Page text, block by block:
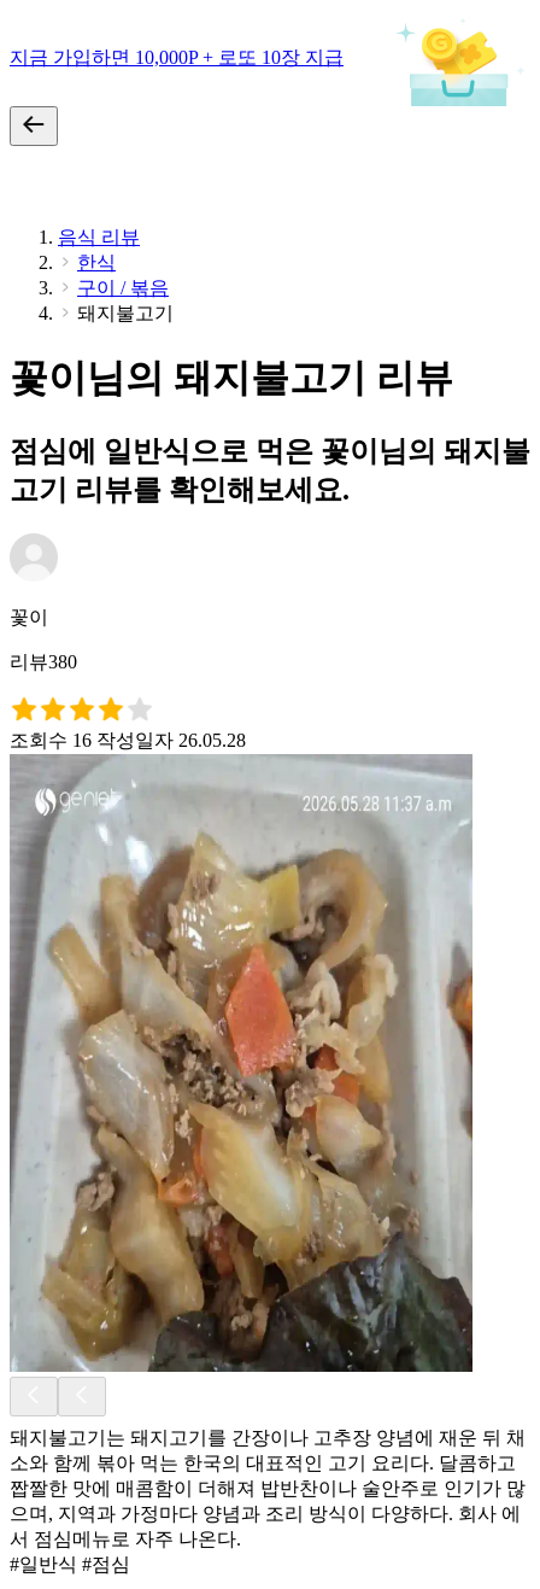
지금 가입하면 10,000P + 로또 10장 지급
음식 리뷰
한식
구이 / 볶음
돼지불고기
꽃이님의 돼지불고기 리뷰
점심에 일반식으로 먹은 꽃이님의 돼지불
고기 리뷰를 확인해보세요.
꽃이
리뷰380
조회수 16 작성일자 26.05.28
돼지불고기는 돼지고기를 간장이나 고추장 양념에 재운 뒤 채
소와 함께 볶아 먹는 한국의 대표적인 고기 요리다. 달콤하고
짭짤한 맛에 매콤함이 더해져 밥반찬이나 술안주로 인기가 많
으며, 지역과 가정마다 양념과 조리 방식이 다양하다. 회사 에
서 점심메뉴로 자주 나온다.
#일반식 #점심